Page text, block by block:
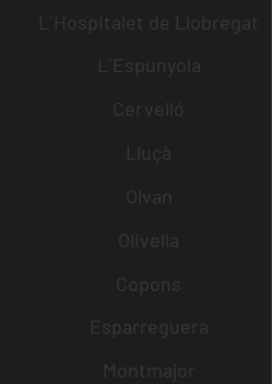
L´Hospitalet de Llobregat
L´Espunyola
Cervelló
Lluçà
Olvan
Olivella
Copons
Esparreguera
Montmajor